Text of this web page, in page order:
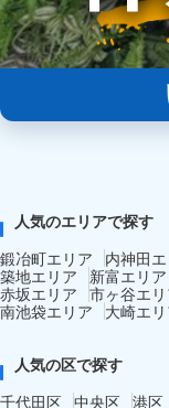
人気のエリアで探す
鍛冶町エリア
内神田
築地エリア
新富エリア
赤坂エリア 市ヶ谷エ
南池袋エリア
大崎エ
人気の区で探す
千代田区 中央区 港区